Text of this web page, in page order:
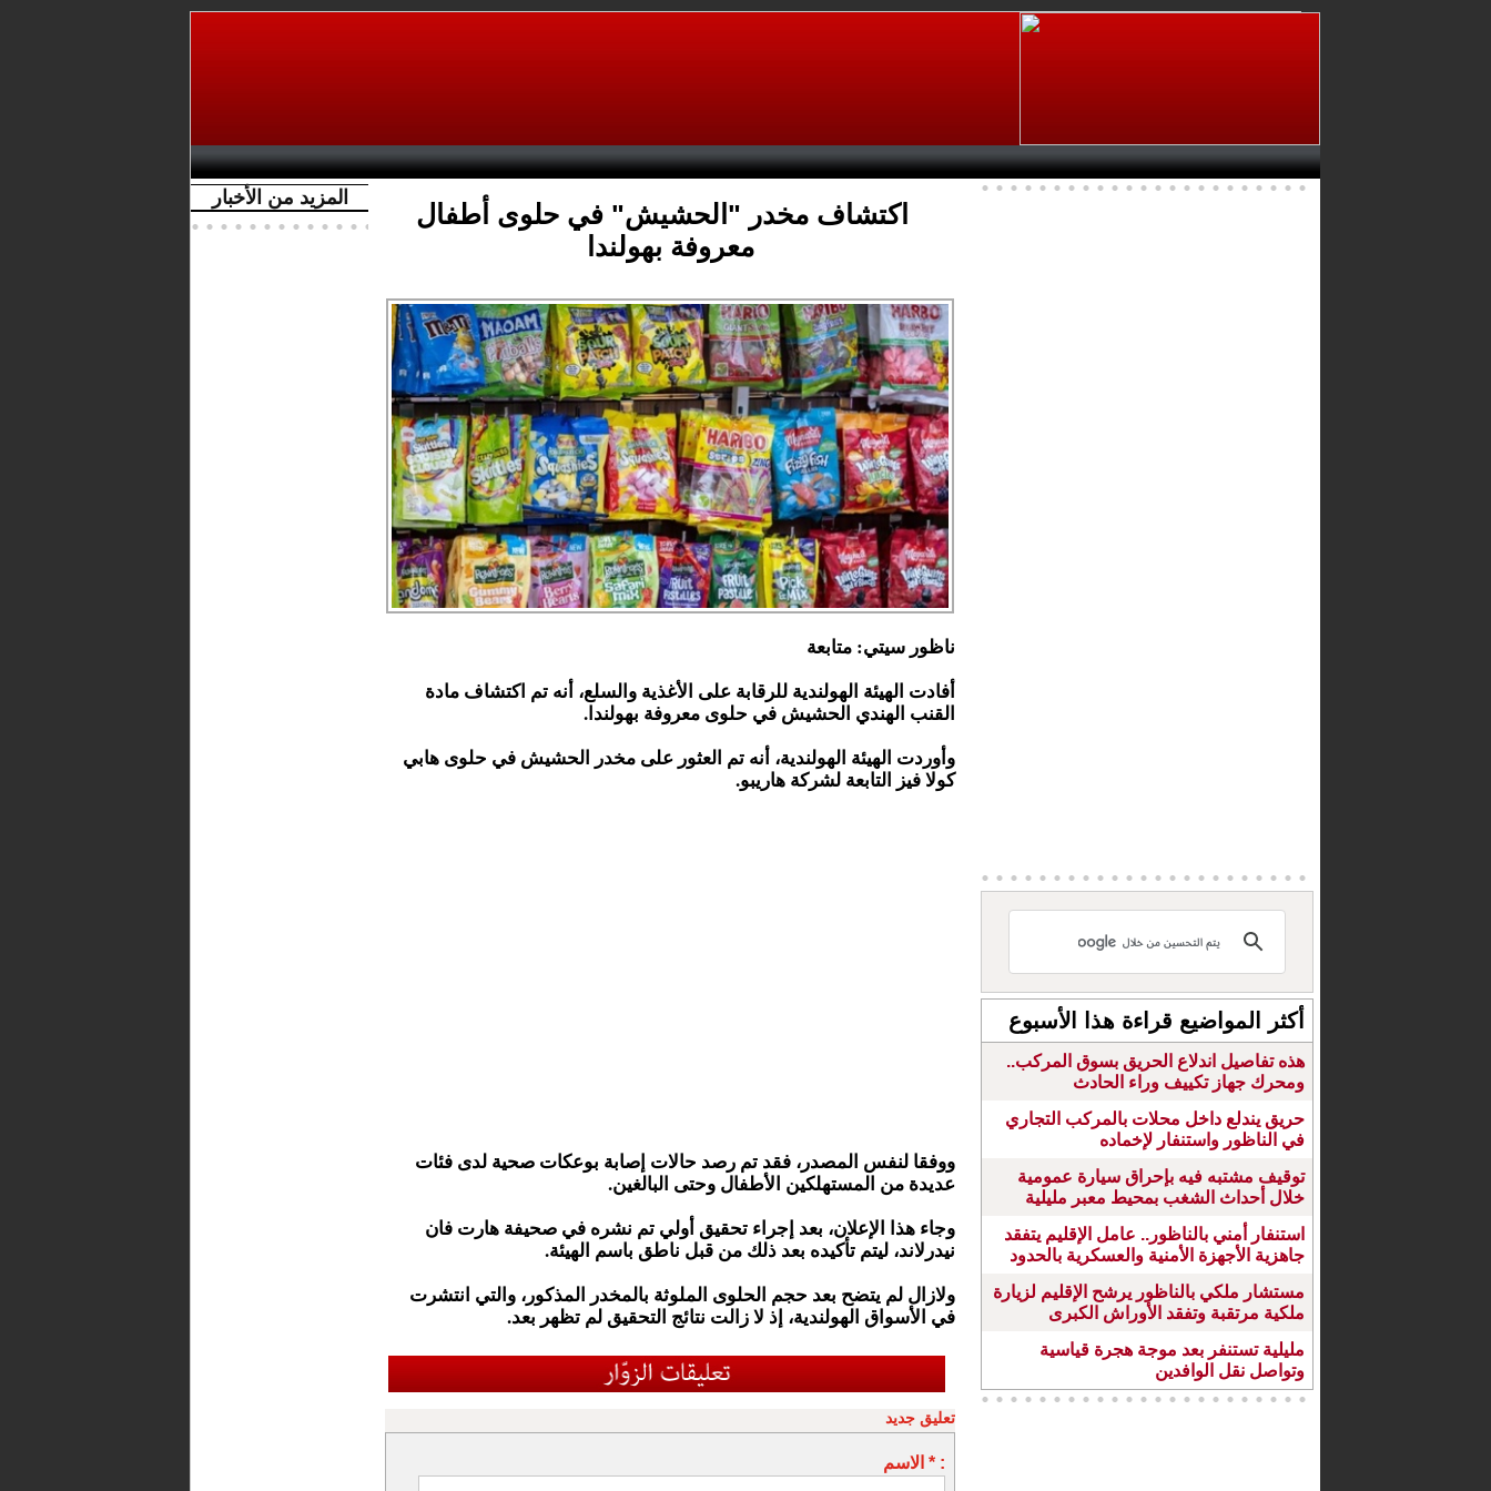
المزيد من الأخبار
اكتشاف مخدر "الحشيش" في حلوى أطفال
معروفة بهولندا
ناظور سيتي: متابعة
أفادت الهيئة الهولندية للرقابة على الأغذية والسلع، أنه تم اكتشاف مادة
القنب الهندي الحشيش في حلوى معروفة بهولندا.
وأوردت الهيئة الهولندية، أنه تم العثور على مخدر الحشيش في حلوى هابي
كولا فيز التابعة لشركة هاريبو.
ووفقا لنفس المصدر، فقد تم رصد حالات إصابة بوعكات صحية لدى فئات
عديدة من المستهلكين الأطفال وحتى البالغين.
وجاء هذا الإعلان، بعد إجراء تحقيق أولي تم نشره في صحيفة هارت فان
نيدرلاند، ليتم تأكيده بعد ذلك من قبل ناطق باسم الهيئة.
ولازال لم يتضح بعد حجم الحلوى الملوثة بالمخدر المذكور، والتي انتشرت
في الأسواق الهولندية، إذ لا زالت نتائج التحقيق لم تظهر بعد.
تعليق جديد
الاسم * :
أكثر المواضيع قراءة هذا الأسبوع
هذه تفاصيل اندلاع الحريق بسوق المركب..
ومحرك جهاز تكييف وراء الحادث
حريق يندلع داخل محلات بالمركب التجاري
في الناظور واستنفار لإخماده
توقيف مشتبه فيه بإحراق سيارة عمومية
خلال أحداث الشغب بمحيط معبر مليلية
استنفار أمني بالناظور.. عامل الإقليم يتفقد
جاهزية الأجهزة الأمنية والعسكرية بالحدود
مستشار ملكي بالناظور يرشح الإقليم لزيارة
ملكية مرتقبة وتفقد الأوراش الكبرى
مليلية تستنفر بعد موجة هجرة قياسية
وتواصل نقل الوافدين